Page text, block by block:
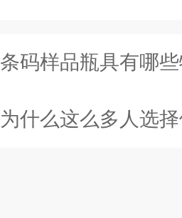
条码样品瓶具有哪
为什么这么多人选